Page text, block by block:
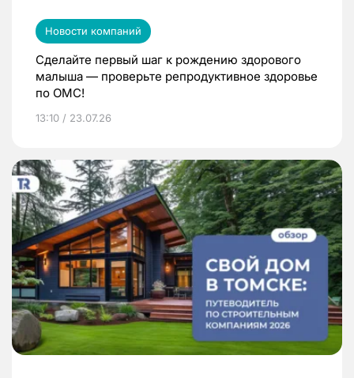
Новости компаний
Сделайте первый шаг к рождению здорового
малыша — проверьте репродуктивное здоровье
по ОМС!
13:10 / 23.07.26